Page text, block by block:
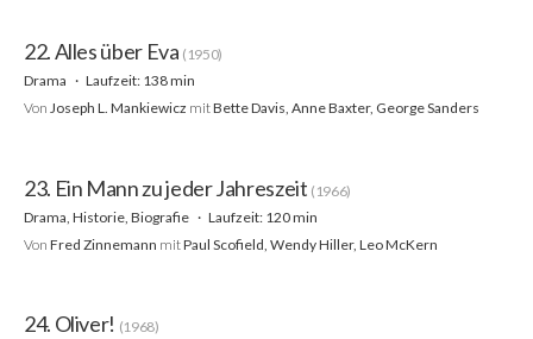
22. Alles über Eva (1950)
Drama
Laufzeit: 138 min
Von Joseph L. Mankiewicz mitBette Davis, Anne Baxter, George Sanders
23. Ein Mann zu jeder Jahreszeit (1966)
Drama, Historie, Biografie
Laufzeit: 120 min
Von Fred Zinnemann mitPaul Scofield, Wendy Hiller, Leo McKern
24. Oliver! (1968)